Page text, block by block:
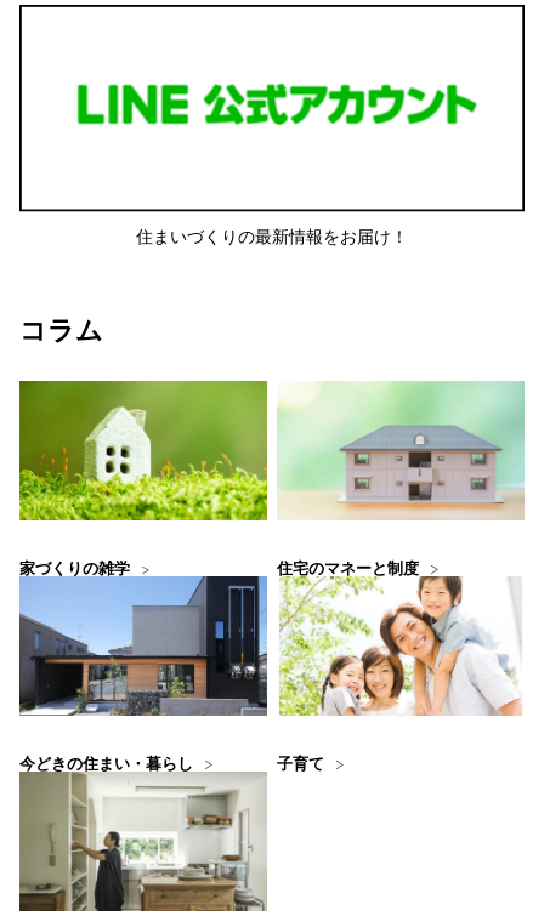
住まいづくりの最新情報をお届け！
コラム
家づくりの雑学 住宅のマネーと制度
今どきの住まい・暮らし 子育て